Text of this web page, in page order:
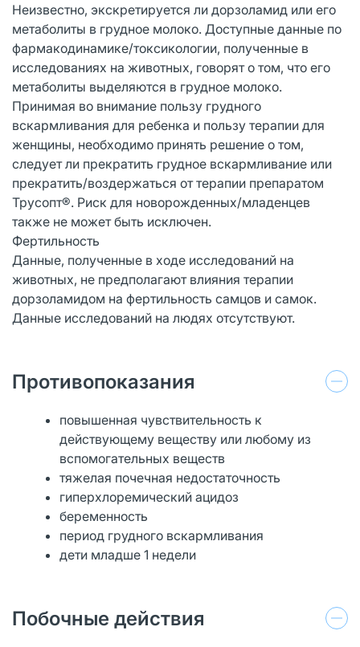
Неизвестно, экскретируется ли дорзоламид или его
метаболиты в грудное молоко. Доступные данные по
фармакодинамике/токсикологии, полученные в
исследованиях на животных, говорят о том, что его
метаболиты выделяются в грудное молоко.
Принимая во внимание пользу грудного
вскармливания для ребенка и пользу терапии для
женщины, необходимо принять решение о том,
следует ли прекратить грудное вскармливание или
прекратить/воздержаться от терапии препаратом
Трусопт®. Риск для новорожденных/младенцев
также не может быть исключен.
Фертильность
Данные, полученные в ходе исследований на
животных, не предполагают влияния терапии
дорзоламидом на фертильность самцов и самок.
Данные исследований на людях отсутствуют.
Противопоказания
повышенная чувствительность к
действующему веществу или любому из
вспомогательных веществ
тяжелая почечная недостаточность
гиперхлоремический ацидоз
беременность
период грудного вскармливания
дети младше 1 недели
Побочные действия